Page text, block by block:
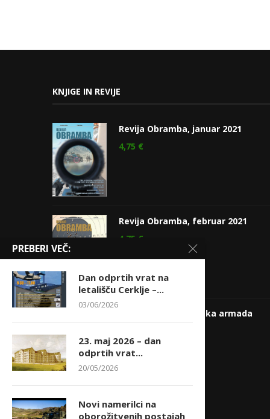
KNJIGE IN REVIJE
Revija Obramba, januar 2021
4,75 €
Revija Obramba, februar 2021
4,75 €
Jugoslovanska ljudska armada
PREBERI VEČ:
Dan odprtih vrat na
letališču Cerklje –...
03/06/2026
23. maj 2026 – dan
odprtih vrat...
20/05/2026
Novi namerilci na
oborožitvenih postajah